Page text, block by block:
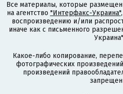
Все материалы, которые
на агентство "Интерфакс-Украина"
воспроизведению и/или
иначе как с письменного
Какое-либо копирование,
фотографических
произведений